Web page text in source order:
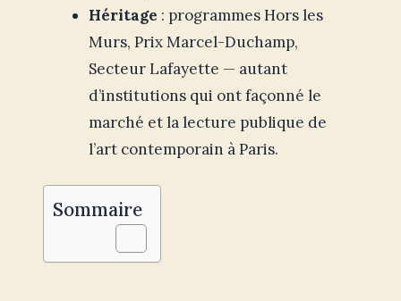
Héritage : programmes Hors les
Murs, Prix Marcel-Duchamp,
Secteur Lafayette — autant
d’institutions qui ont façonné le
marché et la lecture publique de
l’art contemporain à Paris.
Sommaire